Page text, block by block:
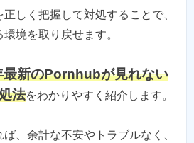
しく把握して対処することで、
境を取り戻せます。
最新のPornhubが見れない
法をわかりやすく紹介します。
、余計な不安やトラブルなく、